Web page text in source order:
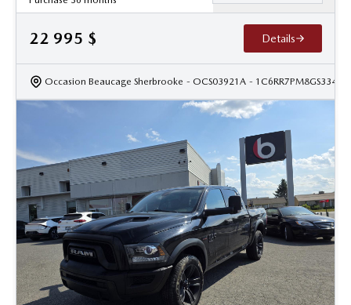
22 995 $ Details
Occasion Beaucage Sherbrooke - OCS03921A -